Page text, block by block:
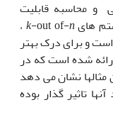
و محاسبه قابلیت
های
k-out of-n
،
و برای درک بهتر
شده است که در
مثالها نشان می دهد
تاثیر گذار بوده